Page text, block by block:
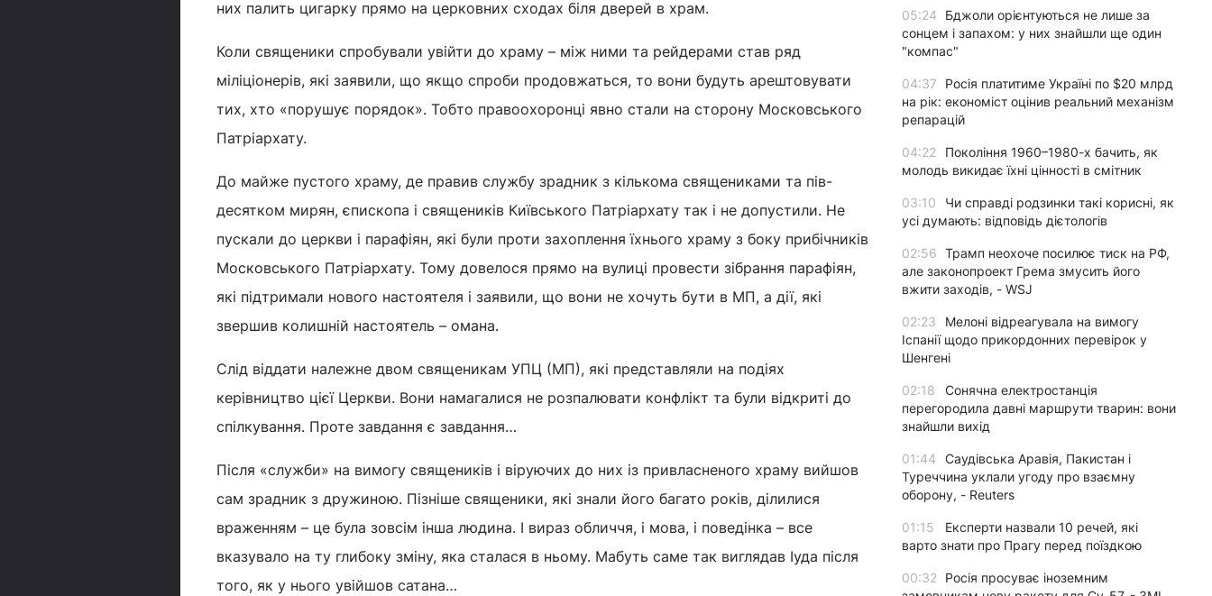
них палить цигарку прямо на церковних сходах біля дверей в храм.
Коли священики спробували увійти до храму – між ними та рейдерами став ряд
міліціонерів, які заявили, що якщо спроби продовжаться, то вони будуть арештовувати
тих, хто «порушує порядок». Тобто правоохоронці явно стали на сторону Московського
Патріархату.
До майже пустого храму, де правив службу зрадник з кількома священиками та пів-
десятком мирян, єпископа і священиків Київського Патріархату так і не допустили. Не
пускали до церкви і парафіян, які були проти захоплення їхнього храму з боку прибічників
Московського Патріархату. Тому довелося прямо на вулиці провести зібрання парафіян,
які підтримали нового настоятеля і заявили, що вони не хочуть бути в МП, а дії, які
звершив колишній настоятель – омана.
Слід віддати належне двом священикам УПЦ (МП), які представляли на подіях
керівництво цієї Церкви. Вони намагалися не розпалювати конфлікт та були відкриті до
спілкування. Проте завдання є завдання…
Після «служби» на вимогу священиків і віруючих до них із привласненого храму вийшов
сам зрадник з дружиною. Пізніше священики, які знали його багато років, ділилися
враженням – це була зовсім інша людина. І вираз обличчя, і мова, і поведінка – все
вказувало на ту глибоку зміну, яка сталася в ньому. Мабуть саме так виглядав Іуда після
того, як у нього увійшов сатана…
05:24
Бджоли орієнтуються не лише за
сонцем і запахом: у них знайшли ще один
"компас"
04:37
Росія платитиме Україні по $20 млрд
на рік: економіст оцінив реальний механізм
репарацій
04:22
Покоління 1960–1980-х бачить, як
молодь викидає їхні цінності в смітник
03:10
Чи справді родзинки такі корисні, як
усі думають: відповідь дієтологів
02:56 Трамп неохоче посилює тиск на РФ,
але законопроект Грема змусить його
вжити заходів, - WSJ
02:23
Мелоні відреагувала на вимогу
Іспанії щодо прикордонних перевірок у
Шенгені
02:18
Сонячна електростанція
перегородила давні маршрути тварин: вони
знайшли вихід
01:44
Саудівська Аравія, Пакистан і
Туреччина уклали угоду про взаємну
оборону, - Reuters
01:15
Експерти назвали 10 речей, які
варто знати про Прагу перед поїздкою
00:32
Росія просуває іноземним